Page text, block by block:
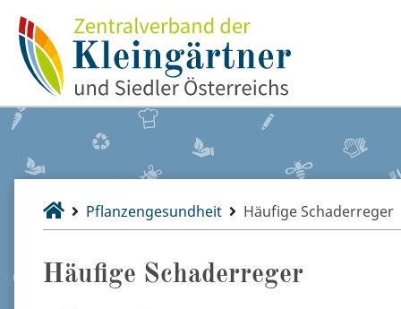
Pflanzengesundheit Häufige Schaderreger
Häufige Schaderreger